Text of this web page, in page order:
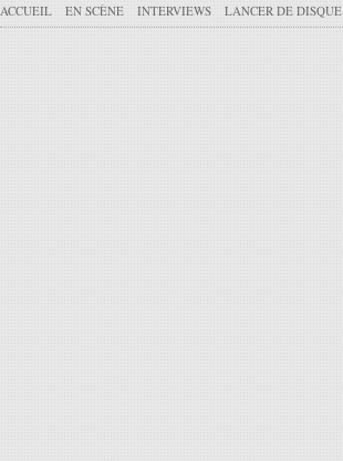
ACCUEIL EN SCÈNE INTERVIEWS LANCER DE DISQUE